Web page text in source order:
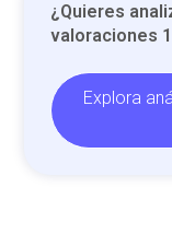
¿Quieres
valoraciones
Explora